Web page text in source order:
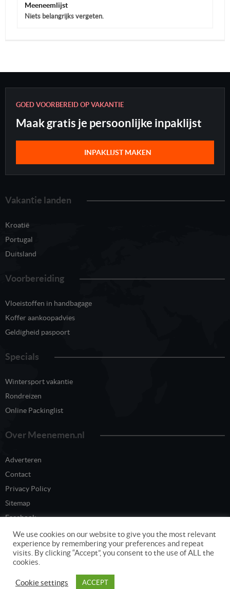
Meeneemlijst
Niets belangrijks vergeten.
GOED VOORBEREID OP VAKANTIE
Maak gratis je persoonlijke inpaklijst
INPAKLIJST MAKEN
Vakantie landen
Kroatië
Portugal
Duitsland
Voorbereiding
Vloeistoffen in handbagage
Koffer aankoopadvies
Geldigheid paspoort
Specials
Wintersport vakantie
Rondreizen
Online Packinglist
Over Meenemen.nl
Adverteren
Contact
Privacy Policy
Sitemap
Facebook
Twitter
Content eigendom van www.meenemen.nl
We use cookies on our website to give you the most relevant
experience by remembering your preferences and repeat
visits. By clicking “Accept”, you consent to the use of ALL the
cookies.
Cookie settings ACCEPT